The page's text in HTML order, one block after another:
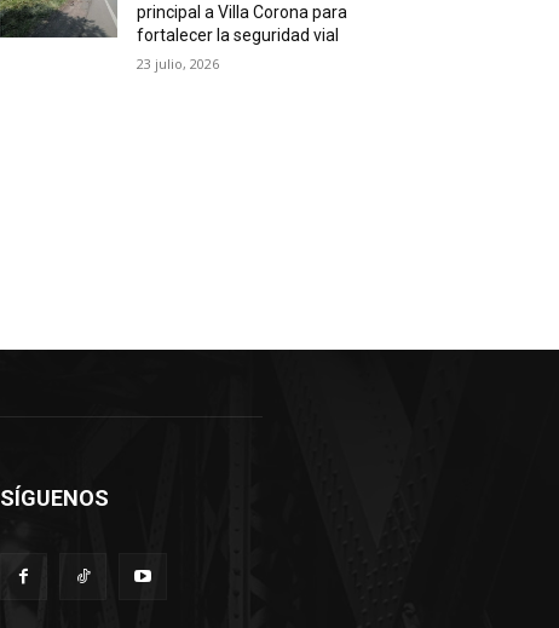
principal a Villa Corona para
fortalecer la seguridad vial
23 julio, 2026
SÍGUENOS